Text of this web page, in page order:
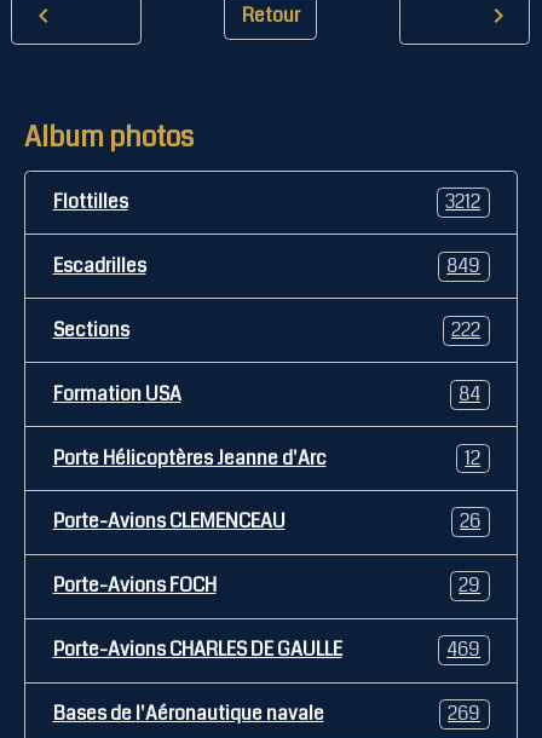
Retour
Album photos
Flottilles 3212
Escadrilles 849
Sections 222
Formation USA 84
Porte Hélicoptères Jeanne d'Arc 12
Porte-Avions CLEMENCEAU 26
Porte-Avions FOCH 29
Porte-Avions CHARLES DE GAULLE 469
Bases de l'Aéronautique navale 269